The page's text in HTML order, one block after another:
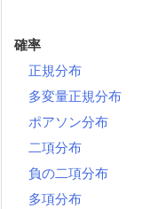
確率
正規分布
多変量正規分布
ポアソン分布
二項分布
負の二項分布
多項分布